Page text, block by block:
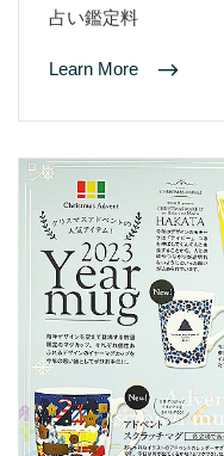
占い鑑定料
Learn More